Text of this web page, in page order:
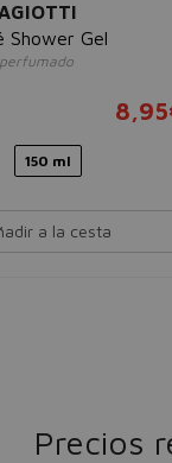
Shower Gel
150 ml
a la cesta
Precios